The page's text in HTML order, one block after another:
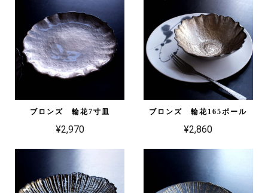
ブロンズ 輪花7寸皿
¥2,970
ブロンズ 輪花165ボール
¥2,860